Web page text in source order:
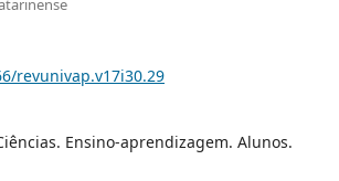
revunivap.v17i30.29
Ensino-aprendizagem. Alunos.